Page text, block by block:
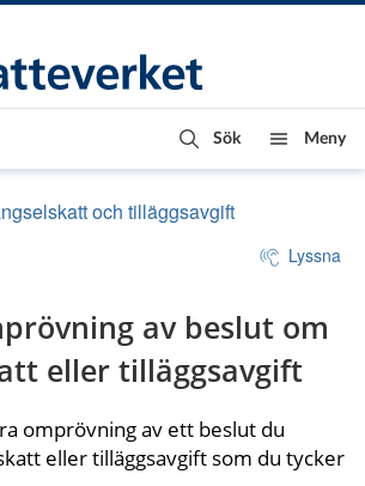
Sök Meny
och tilläggsavgift
Lyssna
av beslut om
eller tilläggsavgift
omprövning av ett beslut du
eller tilläggsavgift som du tycker